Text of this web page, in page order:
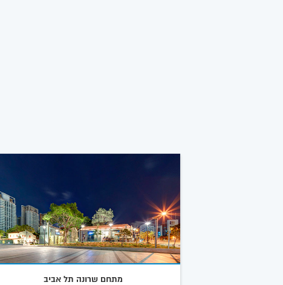
מתחם שרונה תל אביב